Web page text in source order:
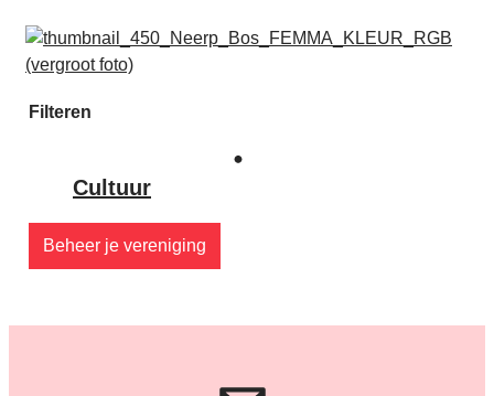
Filteren
Cultuur
Beheer je vereniging